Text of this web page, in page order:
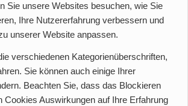
Sie unsere Websites besuchen, wie Sie
Ihre Nutzererfahrung verbessern und
unserer Website anpassen.
verschiedenen Kategorienüberschriften,
Sie können auch einige Ihrer
Beachten Sie, dass das Blockieren
Cookies Auswirkungen auf Ihre Erfahrung